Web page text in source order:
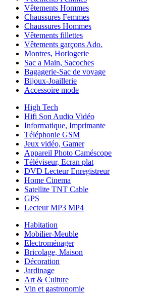
Vêtements Hommes
Chaussures Femmes
Chaussures Hommes
Vêtements fillettes
Vêtements garçons Ado.
Montres, Horlogerie
Sac a Main, Sacoches
Bagagerie-Sac de voyage
Bijoux-Joaillerie
Accessoire mode
High Tech
Hifi Son Audio Vidéo
Informatique, Imprimante
Téléphonie GSM
Jeux vidéo, Gamer
Appareil Photo Caméscope
Téléviseur, Ecran plat
DVD Lecteur Enregistreur
Home Cinema
Satellite TNT Cable
GPS
Lecteur MP3 MP4
Habitation
Mobilier-Meuble
Electroménager
Bricolage, Maison
Décoration
Jardinage
Art & Culture
Vin et gastronomie